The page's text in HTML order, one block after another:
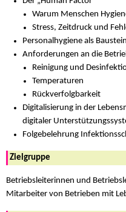
Warum Menschen
Stress, Zeitdruck und
Personalhygiene als
Anforderungen an die
Reinigung und
Temperaturen
Rückverfolgbarkeit
Digitalisierung in der
digitaler
Folgebelehrung
Zielgruppe
Betriebsleiterinnen und
Mitarbeiter von Betrieben mit